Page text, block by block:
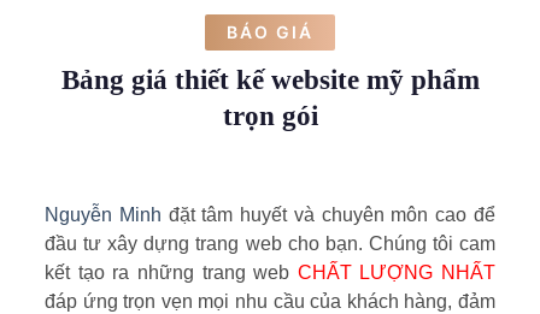
BÁO GIÁ
Bảng giá thiết kế website mỹ phẩm
trọn gói
Nguyễn Minh đặt tâm huyết và chuyên môn cao để
đầu tư xây dựng trang web cho bạn. Chúng tôi cam
kết tạo ra những trang web CHẤT LƯỢNG NHẤT
đáp ứng trọn vẹn mọi nhu cầu của khách hàng, đảm